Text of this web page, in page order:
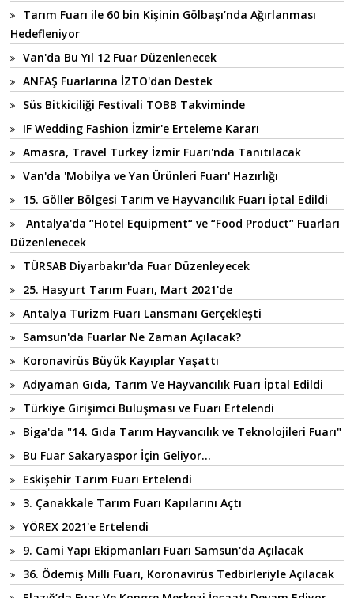
Tarım Fuarı ile 60 bin Kişinin Gölbaşı’nda Ağırlanması
Hedefleniyor
Van'da Bu Yıl 12 Fuar Düzenlenecek
ANFAŞ Fuarlarına İZTO'dan Destek
Süs Bitkiciliği Festivali TOBB Takviminde
IF Wedding Fashion İzmir'e Erteleme Kararı
Amasra, Travel Turkey İzmir Fuarı'nda Tanıtılacak
Van'da 'Mobilya ve Yan Ürünleri Fuarı' Hazırlığı
15. Göller Bölgesi Tarım ve Hayvancılık Fuarı İptal Edildi
Antalya'da “Hotel Equipment“ ve “Food Product“ Fuarları
Düzenlenecek
TÜRSAB Diyarbakır'da Fuar Düzenleyecek
25. Hasyurt Tarım Fuarı, Mart 2021'de
Antalya Turizm Fuarı Lansmanı Gerçekleşti
Samsun'da Fuarlar Ne Zaman Açılacak?
Koronavirüs Büyük Kayıplar Yaşattı
Adıyaman Gıda, Tarım Ve Hayvancılık Fuarı İptal Edildi
Türkiye Girişimci Buluşması ve Fuarı Ertelendi
Biga'da "14. Gıda Tarım Hayvancılık ve Teknolojileri Fuarı"
Bu Fuar Sakaryaspor İçin Geliyor...
Eskişehir Tarım Fuarı Ertelendi
3. Çanakkale Tarım Fuarı Kapılarını Açtı
YÖREX 2021'e Ertelendi
9. Cami Yapı Ekipmanları Fuarı Samsun'da Açılacak
36. Ödemiş Milli Fuarı, Koronavirüs Tedbirleriyle Açılacak